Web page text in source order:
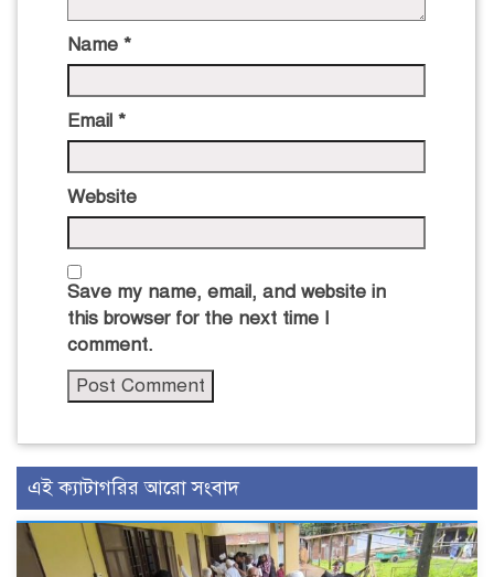
Name *
Email *
Website
Save my name, email, and website in
this browser for the next time I
comment.
এই ক্যাটাগরির আরো সংবাদ